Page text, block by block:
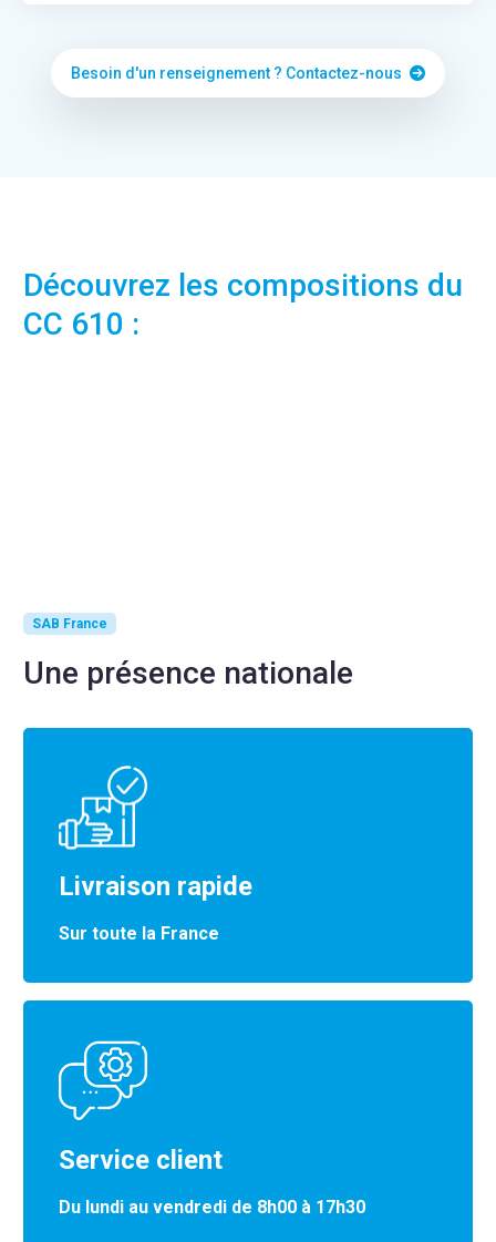
Besoin d'un renseignement ? Contactez-nous
Découvrez les compositions du
CC 610 :
SAB France
Une présence nationale
Livraison rapide
Sur toute la France
Service client
Du lundi au vendredi de 8h00 à 17h30